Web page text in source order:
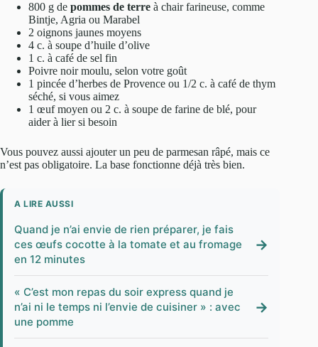
800 g de pommes de terre à chair farineuse, comme
Bintje, Agria ou Marabel
2 oignons jaunes moyens
4 c. à soupe d’huile d’olive
1 c. à café de sel fin
Poivre noir moulu, selon votre goût
1 pincée d’herbes de Provence ou 1/2 c. à café de thym
séché, si vous aimez
1 œuf moyen ou 2 c. à soupe de farine de blé, pour
aider à lier si besoin
Vous pouvez aussi ajouter un peu de parmesan râpé, mais ce
n’est pas obligatoire. La base fonctionne déjà très bien.
A LIRE AUSSI
Quand je n’ai envie de rien préparer, je fais
ces œufs cocotte à la tomate et au fromage
en 12 minutes
→
« C’est mon repas du soir express quand je
n’ai ni le temps ni l’envie de cuisiner » : avec
une pomme
→